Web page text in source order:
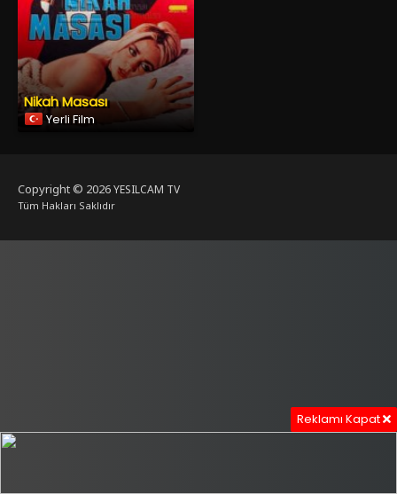
Nikah Masası
Yerli Film
Copyright © 2026YESILCAM TV
Tüm Hakları Saklıdır
Reklamı Kapat